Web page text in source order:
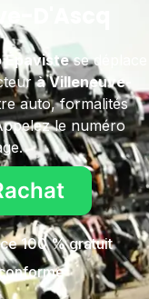
D'Ascq
Épavistese déplace
à Villeneuve-
auto, formalités
le numéro
100 % gratuit